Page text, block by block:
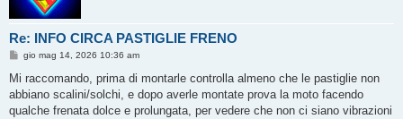
Re: INFO CIRCA PASTIGLIE FRENO
M
s
a
g
gio mag 14, 2026 10:36 am
Mi raccomando, prima di montarle controlla almeno che le pastiglie non
abbiano scalini/solchi, e dopo averle montate prova la moto facendo
qualche frenata dolce e prolungata, per vedere che non ci siano vibrazioni